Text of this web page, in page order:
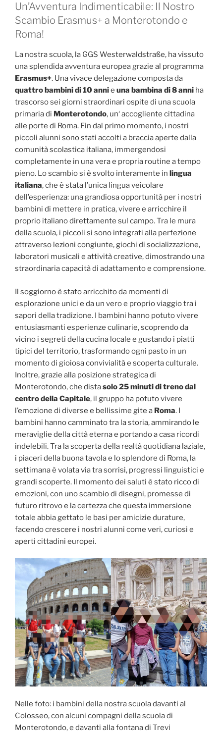
Un’Avventura Indimenticabile: Il Nostro
Scambio Erasmus+ a Monterotondo e
Roma!
La nostra scuola, la GGS Westerwaldstraße, ha vissuto
una splendida avventura europea grazie al programma
Erasmus+. Una vivace delegazione composta da
quattro bambini di 10 annie una bambina di 8 anni ha
trascorso sei giorni straordinari ospite di una scuola
primaria di Monterotondo, un‘ accogliente cittadina
alle porte di Roma. Fin dal primo momento, i nostri
piccoli alunni sono stati accolti a braccia aperte dalla
comunità scolastica italiana, immergendosi
completamente in una vera e propria routine a tempo
pieno. Lo scambio si è svolto interamente in lingua
italiana, che è stata l’unica lingua veicolare
dell’esperienza: una grandiosa opportunità per i nostri
bambini di mettere in pratica, vivere e arricchire il
proprio italiano direttamente sul campo. Tra le mura
della scuola, i piccoli si sono integrati alla perfezione
attraverso lezioni congiunte, giochi di socializzazione,
laboratori musicali e attività creative, dimostrando una
straordinaria capacità di adattamento e comprensione.
Il soggiorno è stato arricchito da momenti di
esplorazione unici e da un vero e proprio viaggio tra i
sapori della tradizione. I bambini hanno potuto vivere
entusiasmanti esperienze culinarie, scoprendo da
vicino i segreti della cucina locale e gustando i piatti
tipici del territorio, trasformando ogni pasto in un
momento di gioiosa convivialità e scoperta culturale.
Inoltre, grazie alla posizione strategica di
Monterotondo, che distasolo 25 minuti di treno dal
centro della Capitale, il gruppo ha potuto vivere
l’emozione di diverse e bellissime gite a Roma. I
bambini hanno camminato tra la storia, ammirando le
meraviglie della città eterna e portando a casa ricordi
indelebili. Tra la scoperta della realtà quotidiana laziale,
i piaceri della buona tavola e lo splendore di Roma, la
settimana è volata via tra sorrisi, progressi linguistici e
grandi scoperte. Il momento dei saluti è stato ricco di
emozioni, con uno scambio di disegni, promesse di
futuro ritrovo e la certezza che questa immersione
totale abbia gettato le basi per amicizie durature,
facendo crescere i nostri alunni come veri, curiosi e
aperti cittadini europei.
Nelle foto: i bambini della nostra scuola davanti al
Colosseo, con alcuni compagni della scuola di
Monterotondo, e davanti alla fontana di Trevi